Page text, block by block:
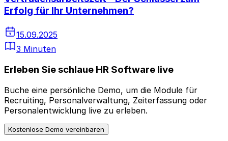
Erfolg für Ihr Unternehmen?
15.09.2025
3 Minuten
Erleben Sie schlaue HR Software live
Buche eine persönliche Demo, um die Module für
Recruiting, Personalverwaltung, Zeiterfassung oder
Personalentwicklung live zu erleben.
Kostenlose Demo vereinbaren